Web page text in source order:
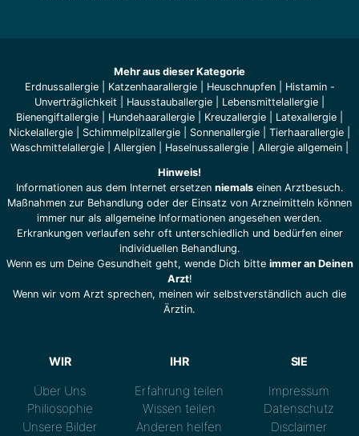
Mehr aus dieser Kategorie
Erdnussallergie| Katzenhaarallergie| Heuschnupfen| Histamin -
Unverträglichkeit
Hausstauballergie Lebensmittelallergie
Bienengiftallergie
Hundehaarallergie Kreuzallergie Latexallergie
Nickelallergie
Schimmelpilzallergie Sonnenallergie Tierhaarallergie
Waschmittelallergie
Allergien Haselnussallergie Allergie allgemein
Hinweis!
Informationen aus dem Internet ersetzen niemalseinen Arztbesuch.
Maßnahmen zur Behandlung oder der Einsatz von Arzneimitteln können
immer nur als allgemeine Informationen angesehen werden.
Erkrankungen verlaufen sehr oft unterschiedlich und bedürfen einer
individuellen Behandlung.
Wenn es um Deine Gesundheit geht, wende Dich bitte immer an Deinen
Arzt!
Wenn wir vom Arzt sprechen, meinen wir selbstverständlich auch die
Ärztin.
WIR
Über Uns
Philiosophie
Unsere Bilder
IHR
Erfahrung teilen
Wissen teilen
Anderen helfen
SIE
Impressum
Datenschutz
Disclaimer